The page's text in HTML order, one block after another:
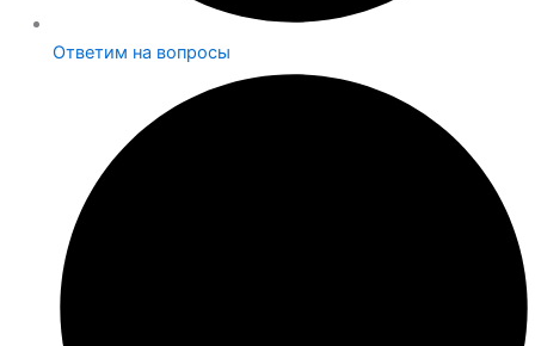
Ответим на вопросы